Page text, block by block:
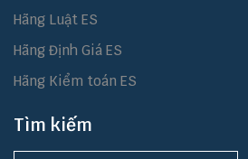
Hãng Luật ES
Hãng Định Giá ES
Hãng Kiểm toán ES
Tìm kiếm